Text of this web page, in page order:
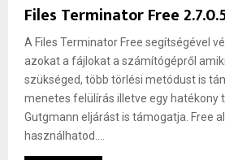
Files Terminator Free
A Files Terminator Free segítségével
azokat a fájlokat a számítógépről
szükséged, több törlési metódust is
menetes felülírás illetve egy hatékony
Gutgmann eljárást is támogatja. Free
használhatod....